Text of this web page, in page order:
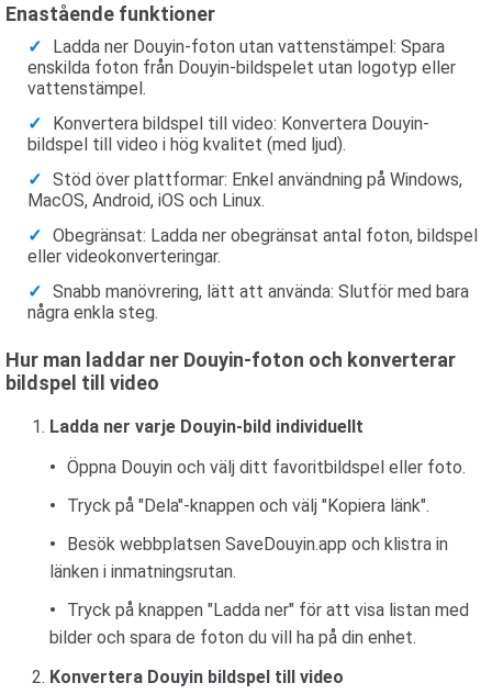
Enastående funktioner
Ladda ner Douyin-foton utan vattenstämpel: Spara
enskilda foton från Douyin-bildspelet utan logotyp eller
vattenstämpel.
Konvertera bildspel till video: Konvertera Douyin-
bildspel till video i hög kvalitet (med ljud).
Stöd över plattformar: Enkel användning på Windows,
MacOS, Android, iOS och Linux.
Obegränsat: Ladda ner obegränsat antal foton, bildspel
eller videokonverteringar.
Snabb manövrering, lätt att använda: Slutför med bara
några enkla steg.
Hur man laddar ner Douyin-foton och konverterar
bildspel till video
Ladda ner varje Douyin-bild individuellt
Öppna Douyin och välj ditt favoritbildspel eller foto.
Tryck på "Dela"-knappen och välj "Kopiera länk".
Besök webbplatsen SaveDouyin.app och klistra in
länken i inmatningsrutan.
Tryck på knappen "Ladda ner" för att visa listan med
bilder och spara de foton du vill ha på din enhet.
Konvertera Douyin bildspel till video